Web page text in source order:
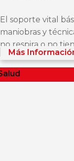
El soporte vital
maniobras y
no respira o no
mantenerla...
Más